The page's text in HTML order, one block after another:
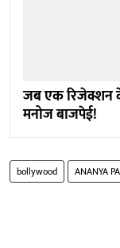
जब एक रिजेक्शन
मनोज बाजपेई!
bollywood ANANYA